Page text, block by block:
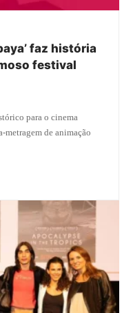
faz história
festival
para o cinema
de animação